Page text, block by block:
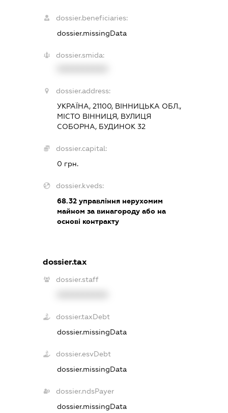
dossier.beneficiaries:
dossier.missingData
dossier.smida:
dossier.address:
УКРАЇНА, 21100, ВІННИЦЬКА ОБЛ.,
МІСТО ВІННИЦЯ, ВУЛИЦЯ
СОБОРНА, БУДИНОК 32
dossier.capital:
0 грн.
dossier.kveds:
68.32управління нерухомим
майном за винагороду або на
основі контракту
dossier.tax
dossier.staff
dossier.taxDebt
dossier.missingData
dossier.esvDebt
dossier.missingData
dossier.ndsPayer
dossier.missingData